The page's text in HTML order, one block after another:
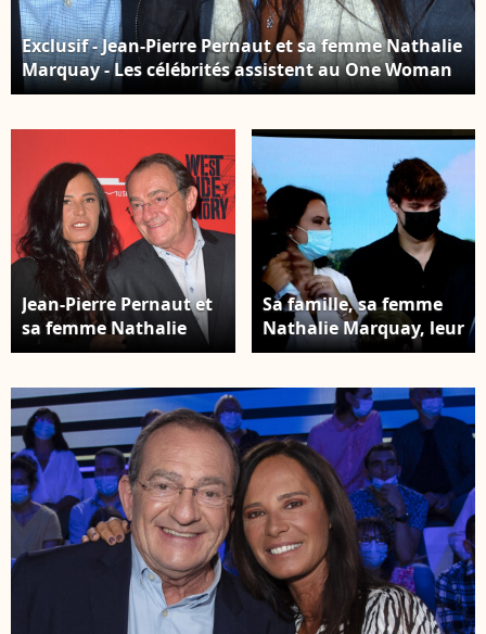
Exclusif - Jean-Pierre Pernaut et sa femme Nathalie
Marquay - Les célébrités assistent au One Woman
Show de l'humoriste E.Poux "Le syndrome du
2019. © Giancarlo Gorassini/Bestimage
Jean-Pierre Pernaut et
sa femme Nathalie
Marquay - Soirée de
musicale "West Side
Story" à la Seine
Musicale à Boulogne-
Billancourt. ©
Giancarlo
Gorassini/Bestimage
Sa famille, sa femme
Nathalie Marquay, leur
fils Tom Pernaut, Lou
Fils Léo - Dernier JT de
Jean-Pierre Pernaut sur
TF1 aprés 33 ans de
présentation. Paris, le
18 Décembre 2020. ©
Dominique Jacovides /
Bestimage